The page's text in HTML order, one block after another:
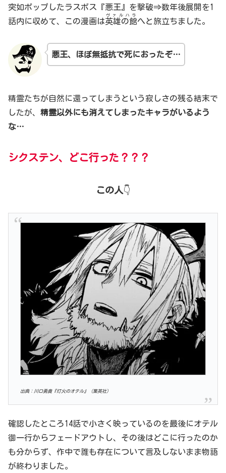
突如ポップしたラスボス『悪王』を撃破⇒数年後展開を1
話内に収めて、この漫画は英雄の館
ヴァルハラ
へと旅立ちました。
悪王、ほぼ無抵抗で死におったぞ…
精霊たちが自然に還ってしまうという寂しさの残る結末で
したが、 精霊以外にも消えてしまったキャラがいるよう
な…
シクステン、どこ行った？？？
この人👇
出典：川口勇貴『灯火のオテル』（集英社）
確認したところ14話で小さく映っているのを最後にオテル
御一行からフェードアウトし、その後はどこに行ったのか
も分からず、作中で誰も存在について言及しないまま物語
が終わりました。